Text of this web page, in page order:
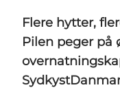
Flere hytter,
Pilen peger på